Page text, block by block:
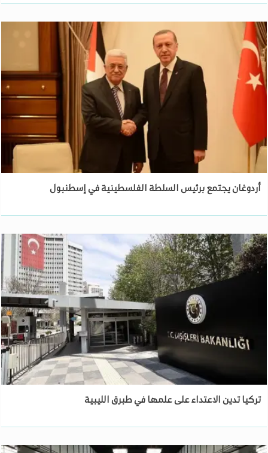
أردوغان يجتمع برئيس السلطة الفلسطينية في إسطنبول
تركيا تدين الاعتداء على علمها في طبرق الليبية